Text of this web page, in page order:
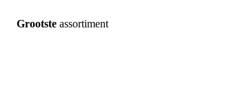
Grootste assortiment